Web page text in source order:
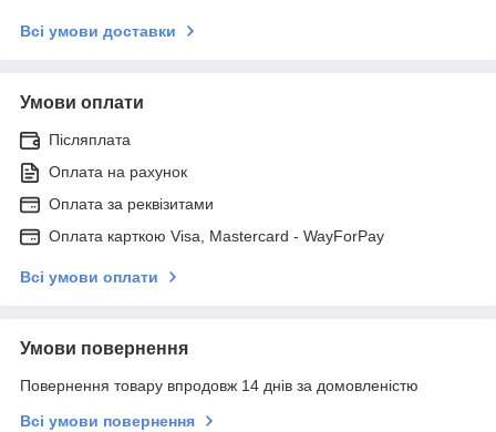
Всі умови доставки
Умови оплати
Післяплата
Оплата на рахунок
Оплата за реквізитами
Оплата карткою Visa, Mastercard - WayForPay
Всі умови оплати
Умови повернення
Повернення товару впродовж 14 днів за домовленістю
Всі умови повернення